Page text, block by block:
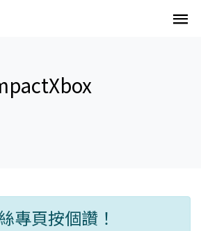
專頁按個讚！